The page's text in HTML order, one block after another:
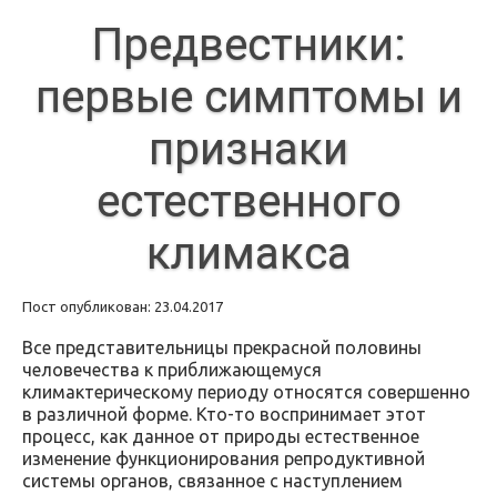
Предвестники:
первые симптомы и
признаки
естественного
климакса
Пост опубликован: 23.04.2017
Все представительницы прекрасной половины
человечества к приближающемуся
климактерическому периоду относятся совершенно
в различной форме. Кто-то воспринимает этот
процесс, как данное от природы естественное
изменение функционирования репродуктивной
системы органов, связанное с наступлением